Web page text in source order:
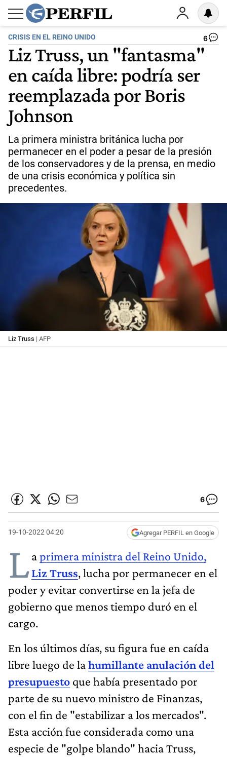
CRISIS EN EL REINO UNIDO 6
Liz Truss, un "fantasma"
en caída libre: podría ser
reemplazada por Boris
Johnson
La primera ministra británica lucha por
permanecer en el poder a pesar de la presión
de los conservadores y de la prensa, en medio
de una crisis económica y política sin
precedentes.
Liz Truss | AFP
6
19-10-2022 04:20 Agregar PERFIL en Google
Laprimera ministra del Reino Unido,
LizTruss, lucha por permanecer en el
poder y evitar convertirse en la jefa de
gobierno que menos tiempo duró en el
cargo.
En los últimos días, su figura fue en caída
libre luego de lahumillante anulación del
presupuesto que había presentado por
parte de su nuevo ministro de Finanzas,
con el fin de "estabilizar a los mercados".
Esta acción fue considerada como una
especie de "golpe blando" hacia Truss,